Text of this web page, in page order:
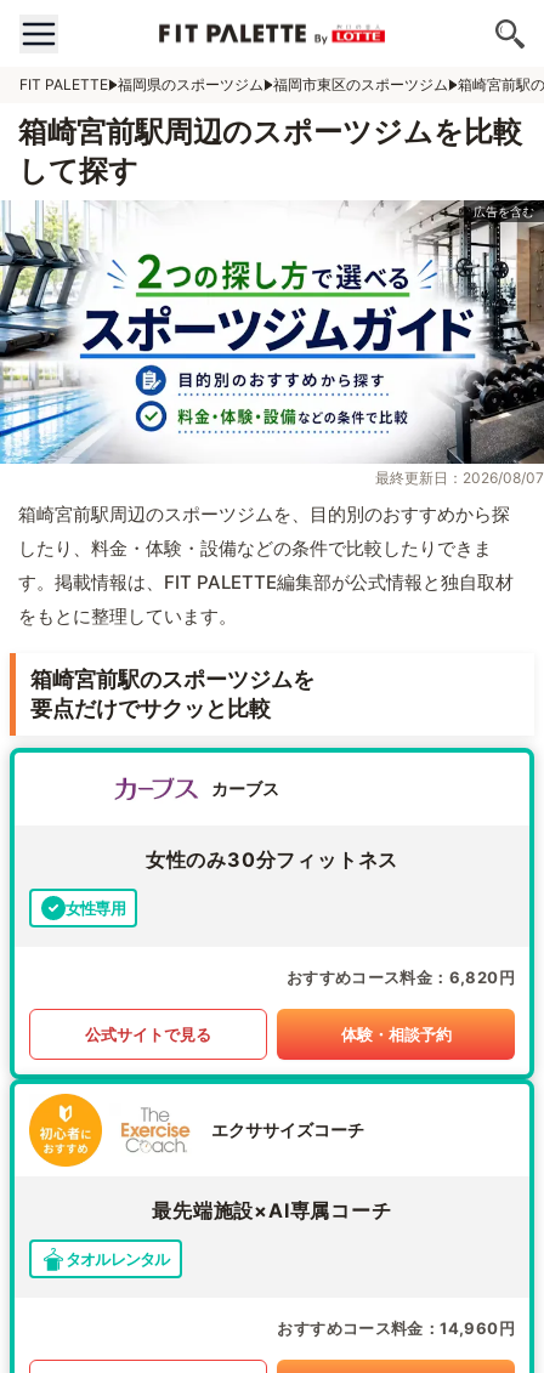
FIT PALETTE 福岡県のスポーツジム 福岡市東区のスポーツジム 箱崎宮前駅
箱崎宮前駅周辺のスポーツジムを比較
して探す
最終更新日：2026/08/07
箱崎宮前駅周辺のスポーツジムを、目的別のおすすめから探
したり、料金・体験・設備などの条件で比較したりできま
す。掲載情報は、FIT PALETTE編集部が公式情報と独自取材
をもとに整理しています。
箱崎宮前駅のスポーツジムを
要点だけでサクッと比較
カーブス
女性のみ30分フィットネス
女性専用
おすすめコース料金 6,820円
公式サイトで見る 体験・相談予約
エクササイズコーチ
最先端施設×AI専属コーチ
タオルレンタル
おすすめコース料金 14,960円